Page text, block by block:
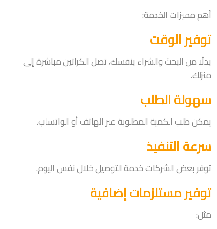
أهم مميزات الخدمة:
توفير الوقت
بدلًا من البحث والشراء بنفسك، تصل الكراتين مباشرة إلى
منزلك.
سهولة الطلب
يمكن طلب الكمية المطلوبة عبر الهاتف أو الواتساب.
سرعة التنفيذ
توفر بعض الشركات خدمة التوصيل خلال نفس اليوم.
توفير مستلزمات إضافية
مثل: